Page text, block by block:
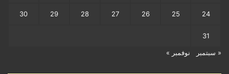
24
25
26
27
28
29
30
31
« سبتمبر نوفمبر »